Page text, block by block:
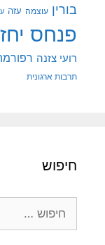
בורין עוצמה עזה
פנחס
רועי צזנה
תרבות ארגונית
חיפוש